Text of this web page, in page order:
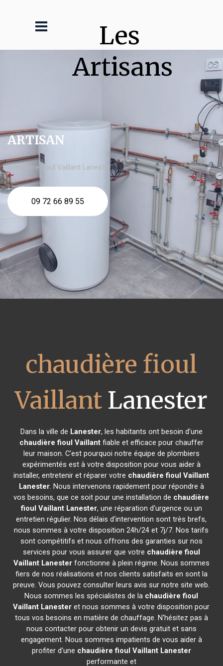
Les
Artisans
ARTISAN
chaudière fioul Vaillant Lanester
09 72 66 89 55
chaudière fioul
Vaillant Lanester
Dans la ville de Lanester, les habitants ont besoin d'une
chaudière fioul Vaillantfiable et efficace pour chauffer
leur maison. C'est pourquoi notre équipe de plombiers
expérimentés est à votre disposition pour vous aider à
installer, entretenir et réparer votre chaudière fioul Vaillant
Lanester. Nous intervenons rapidement pour répondre à
vos besoins, que ce soit pour une installation de chaudière
fioul Vaillant Lanester, une réparation d'urgence ou un
entretien régulier. Nos délais d'intervention sont très brefs,
nous sommes à votre disposition 24h/24 et 7j/7. Nos tarifs
sont compétitifs et nous offrons des garanties sur nos
services pour vous assurer que votre chaudière fioul
Vaillant Lanesterfonctionne à plein régime. Nous sommes
fiers de nos réalisations et nos clients satisfaits en sont la
preuve. Vous pouvez consulter leurs avis sur notre site web.
Nous sommes les spécialistes de la chaudière fioul
Vaillant Lanester et nous sommes à votre disposition pour
tous vos besoins en matière de chauffage. N'hésitez pas à
nous contacter pour obtenir un devis gratuit et sans
engagement. Nous sommes impatients de vous aider à
profiter d'une chaudière fioul Vaillant Lanester
performante et